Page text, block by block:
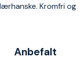
Kromfri og
Anbefalt